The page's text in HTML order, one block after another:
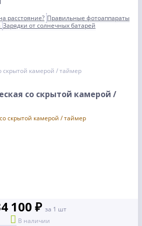
расстояние? Правильные фотоаппараты
Зарядки от солнечных батарей
скрытой камерой / таймер
со скрытой камерой /
100 ₽ за 1 шт
В наличии